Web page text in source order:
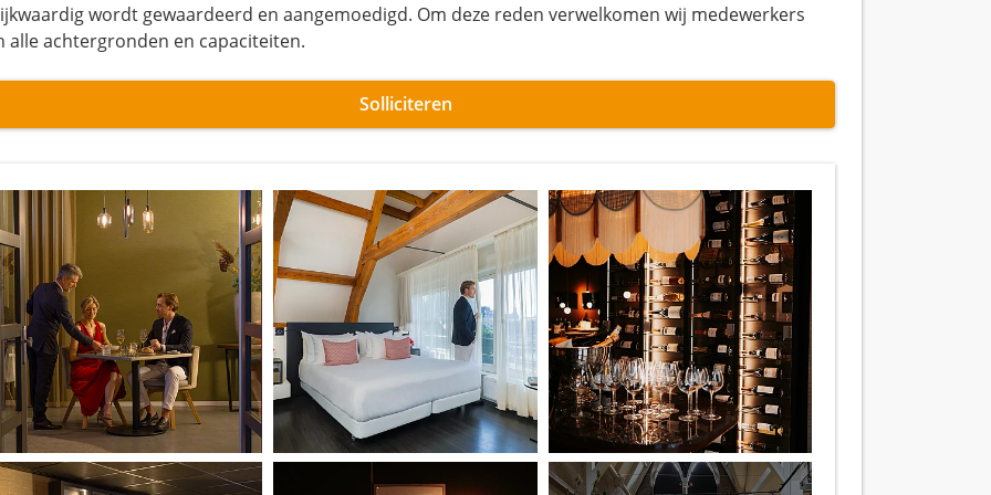
wordt gewaardeerd en aangemoedigd. Om deze reden verwelkomen wij medewerkers
alle achtergronden en capaciteiten.
Solliciteren